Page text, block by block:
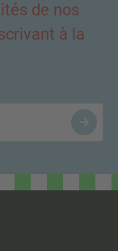
de nos
à la